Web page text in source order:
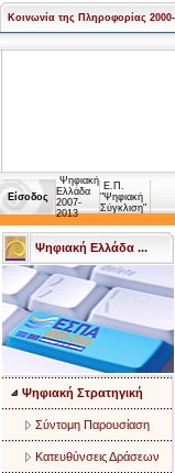
Κοινωνία της Πληροφορίας
Είσοδος
Ψηφιακή
Ελλάδα
2007-
2013
Ε.Π.
"Ψηφιακή
Σύγκλιση"
Ψηφιακή Ελλάδα ...
Ψηφιακή Στρατηγική
Σύντομη Παρουσίαση
Κατευθύνσεις Δράσεων